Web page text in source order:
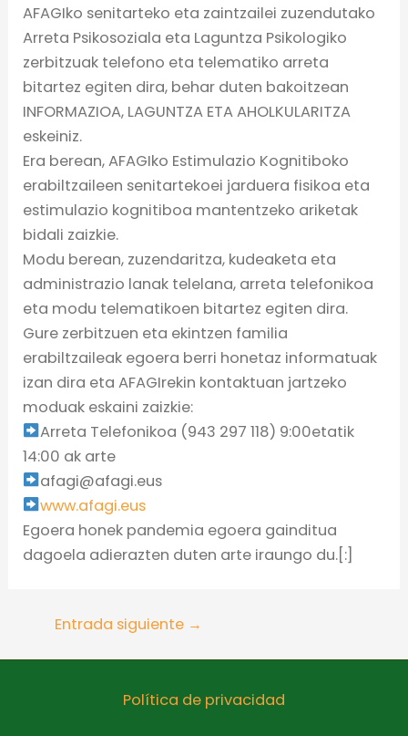
AFAGIko senitarteko eta zaintzailei zuzendutako
Arreta Psikosoziala eta Laguntza Psikologiko
zerbitzuak telefono eta telematiko arreta
bitartez egiten dira, behar duten bakoitzean
INFORMAZIOA, LAGUNTZA ETA AHOLKULARITZA
eskeiniz.
Era berean, AFAGIko Estimulazio Kognitiboko
erabiltzaileen senitartekoei jarduera fisikoa eta
estimulazio kognitiboa mantentzeko ariketak
bidali zaizkie.
Modu berean, zuzendaritza, kudeaketa eta
administrazio lanak telelana, arreta telefonikoa
eta modu telematikoen bitartez egiten dira.
Gure zerbitzuen eta ekintzen familia
erabiltzaileak egoera berri honetaz informatuak
izan dira eta AFAGIrekin kontaktuan jartzeko
moduak eskaini zaizkie:
Arreta Telefonikoa (943 297 118) 9:00etatik
14:00 ak arte
afagi@afagi.eus
www.afagi.eus
Egoera honek pandemia egoera gainditua
dagoela adierazten duten arte iraungo du.[:]
Entrada siguiente →
Política de privacidad